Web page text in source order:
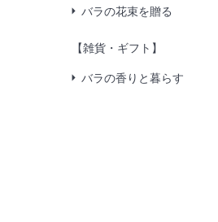
バラの花束を贈る
【雑貨・ギフト】
バラの香りと暮らす